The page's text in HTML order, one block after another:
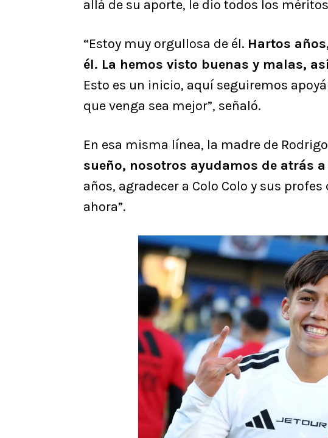
allá de su aporte, le dio todos los
“Estoy muy orgullosa de él. Hartos
él. La hemos visto buenas y malas,
Esto es un inicio, aquí seguiremos
que venga sea mejor”, señaló.
En esa misma línea, la madre de
sueño, nosotros ayudamos de atrás
años, agradecer a Colo Colo y sus
ahora”.